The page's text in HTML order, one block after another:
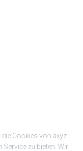
die Cookies von axyz
Service zu bieten. Wir